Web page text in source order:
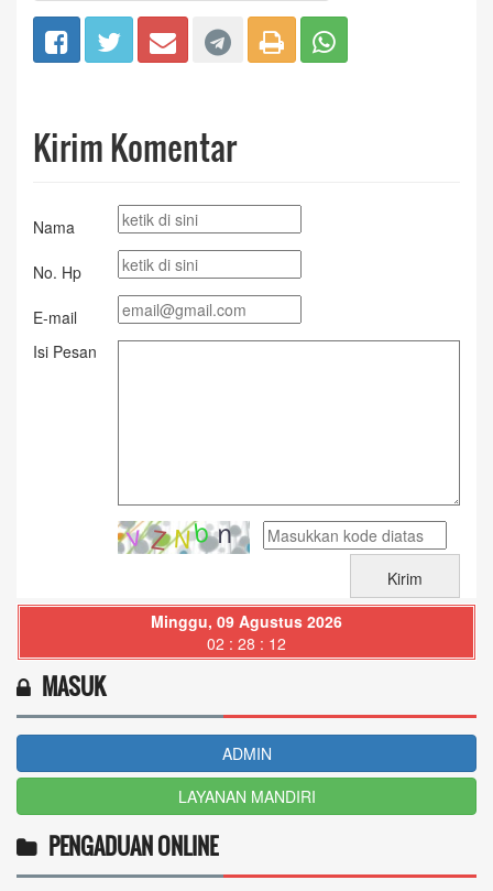
Kirim Komentar
Nama
No. Hp
E-mail
Isi Pesan
Minggu, 09 Agustus 2026
02 : 28 : 12
MASUK
ADMIN
LAYANAN MANDIRI
PENGADUAN ONLINE